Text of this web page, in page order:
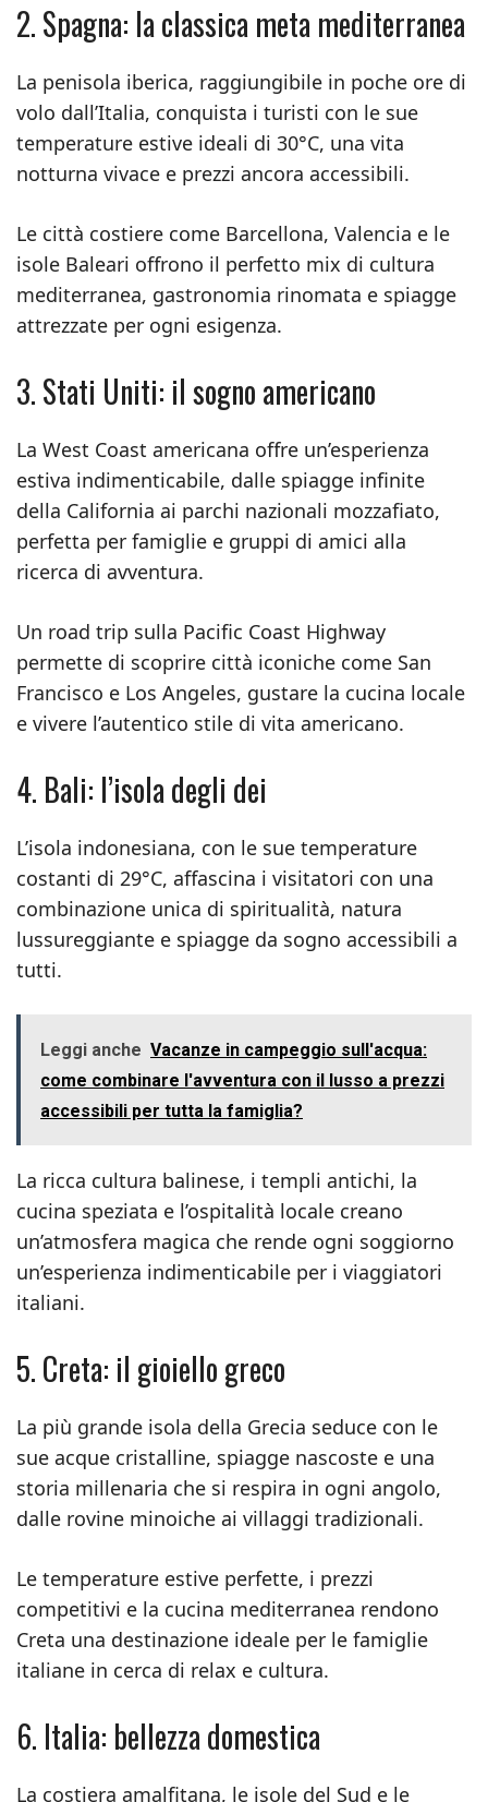
2. Spagna: la classica meta mediterranea
La penisola iberica, raggiungibile in poche ore di
volo dall’Italia, conquista i turisti con le sue
temperature estive ideali di 30°C, una vita
notturna vivace e prezzi ancora accessibili.
Le città costiere come Barcellona, Valencia e le
isole Baleari offrono il perfetto mix di cultura
mediterranea, gastronomia rinomata e spiagge
attrezzate per ogni esigenza.
3. Stati Uniti: il sogno americano
La West Coast americana offre un’esperienza
estiva indimenticabile, dalle spiagge infinite
della California ai parchi nazionali mozzafiato,
perfetta per famiglie e gruppi di amici alla
ricerca di avventura.
Un road trip sulla Pacific Coast Highway
permette di scoprire città iconiche come San
Francisco e Los Angeles, gustare la cucina locale
e vivere l’autentico stile di vita americano.
4. Bali: l’isola degli dei
L’isola indonesiana, con le sue temperature
costanti di 29°C, affascina i visitatori con una
combinazione unica di spiritualità, natura
lussureggiante e spiagge da sogno accessibili a
tutti.
Leggi anche Vacanze in campeggio sull'acqua:
come combinare l'avventura con il lusso a prezzi
accessibili per tutta la famiglia?
La ricca cultura balinese, i templi antichi, la
cucina speziata e l’ospitalità locale creano
un’atmosfera magica che rende ogni soggiorno
un’esperienza indimenticabile per i viaggiatori
italiani.
5. Creta: il gioiello greco
La più grande isola della Grecia seduce con le
sue acque cristalline, spiagge nascoste e una
storia millenaria che si respira in ogni angolo,
dalle rovine minoiche ai villaggi tradizionali.
Le temperature estive perfette, i prezzi
competitivi e la cucina mediterranea rendono
Creta una destinazione ideale per le famiglie
italiane in cerca di relax e cultura.
6. Italia: bellezza domestica
La costiera amalfitana, le isole del Sud e le